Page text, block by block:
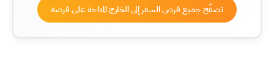
تصفّح جميع فرص السفر إلى الخارج المتاحة على فرصة